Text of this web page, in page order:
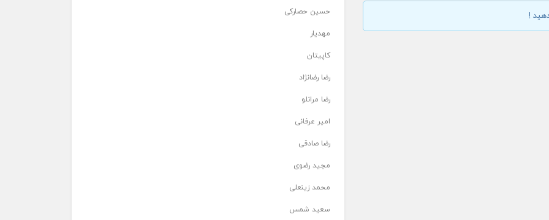
! حسین حصارکی
مهدیار
کاپیتان
رضا رضانژاد
رضا مرانلو
امیر عرفانی
رضا صادقی
مجید رضوی
محمد زینعلی
سعید شمس